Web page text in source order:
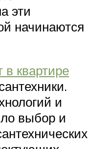
эти
начинаются
квартире
и
выбор и